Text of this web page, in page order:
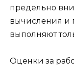
предельно
вычисления и
выполняют
Оценки за